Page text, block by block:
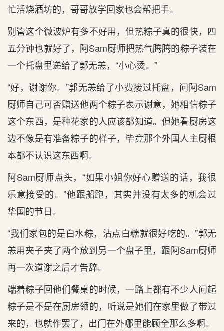
忙活烧酒坊的，哥哥放学回家也会帮把手。
别管这个微波炉有多不好用，但热粽子真的很快，四
五分钟也就好了，阿Sam厨师把热气腾腾的粽子装在
一个托盘里递给了郭无恙，“小心烫。”
“好，谢谢你。”郭无恙给了小费接过托盘，问阿Sam
厨师自己可否赠送他两个粽子表示谢意，她相信粽子
这个东西，是种花家的人应该都知道。但她看厨房这
边不像是有准备粽子的样子，毕竟那个外国人主厨根
本都不认识这东西啊。
阿Sam厨师点头，“如果小姐你好心赠送的话，我很
乐意接受的。”他跟船跑，其实并没有太多的机会过
华国的节日。
“我们家包的是白水粽，沾点白糖就很好吃的。”郭无
恙用夹子夹了两个放到另一个盘子里，跟阿Sam厨师
再一次道谢之后才告辞。
端着粽子回他们餐桌的时候，一路上都有不少人问起
粽子是不是在厨房领的，听说是她们在家里做了带过
来的，也就作罢了，出门在外哪里能顾全那么多啊。